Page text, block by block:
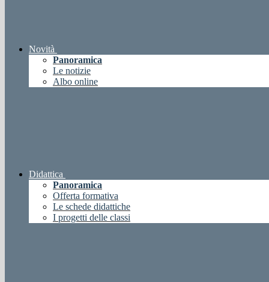
Novità
Panoramica
Le notizie
Albo online
Didattica
Panoramica
Offerta formativa
Le schede didattiche
I progetti delle classi